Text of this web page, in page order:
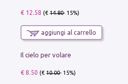
€ 12.58 (€14.80- 15%)
aggiungi al carrello
Il cielo per volare
€ 8.50 (€10.00- 15%)